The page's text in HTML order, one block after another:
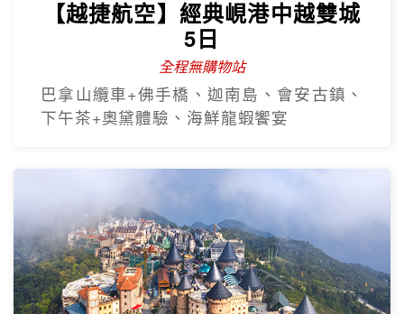
【越捷航空】經典峴港中越雙城
5日
全程無購物站
巴拿山纜車+佛手橋、迦南島、會安古鎮、
下午茶+奧黛體驗、海鮮龍蝦饗宴